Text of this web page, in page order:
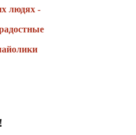
людях -